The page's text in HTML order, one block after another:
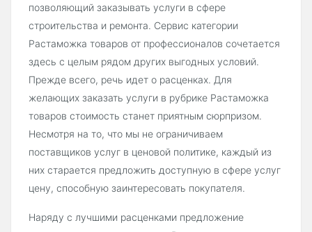
позволяющий заказывать услуги в сфере
строительства и ремонта. Сервис категории
Растаможка товаров от профессионалов сочетается
здесь с целым рядом других выгодных условий.
Прежде всего, речь идет о расценках. Для
желающих заказать услуги в рубрике Растаможка
товаров стоимость станет приятным сюрпризом.
Несмотря на то, что мы не ограничиваем
поставщиков услуг в ценовой политике, каждый из
них старается предложить доступную в сфере услуг
цену, способную заинтересовать покупателя.
Наряду с лучшими расценками предложение